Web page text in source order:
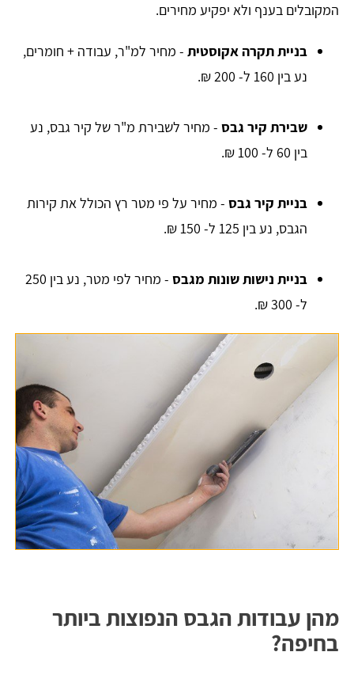
המקובלים בענף ולא יפקיע מחירים.
בניית תקרה אקוסטית - מחיר למ"ר, עבודה + חומרים,
נע בין 160 ל- 200 ₪.
שבירת קיר גבס - מחיר לשבירת מ"ר של קיר גבס, נע
בין 60 ל- 100 ₪.
בניית קיר גבס - מחיר על פי מטר רץ הכולל את קירות
הגבס, נע בין 125 ל- 150 ₪.
בניית נישות שונות מגבס
- מחיר לפי מטר, נע בין 250
ל- 300 ₪.
מהן עבודות הגבס הנפוצות ביותר
בחיפה?